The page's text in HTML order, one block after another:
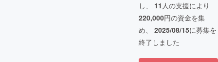
し、 11 人の支援により
220,000円の資金を集
め、 2025/08/15に募集を
終了しました